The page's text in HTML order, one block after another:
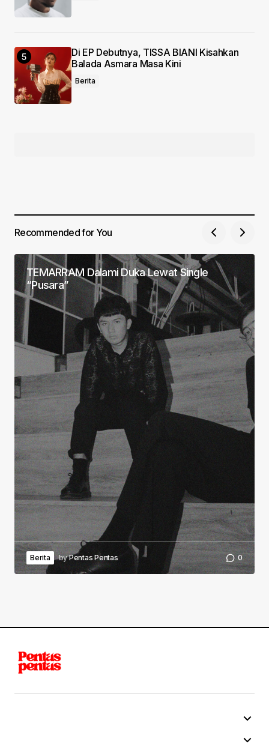
Di EP Debutnya, TISSA BIANI Kisahkan
Balada Asmara Masa Kini
Berita
Recommended for You
TEMARRAM Dalami Duka Lewat Single
“Pusara”
Berita byPentas Pentas 0